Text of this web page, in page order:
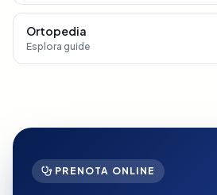
Ortopedia
Esplora guide
PRENOTA ONLINE